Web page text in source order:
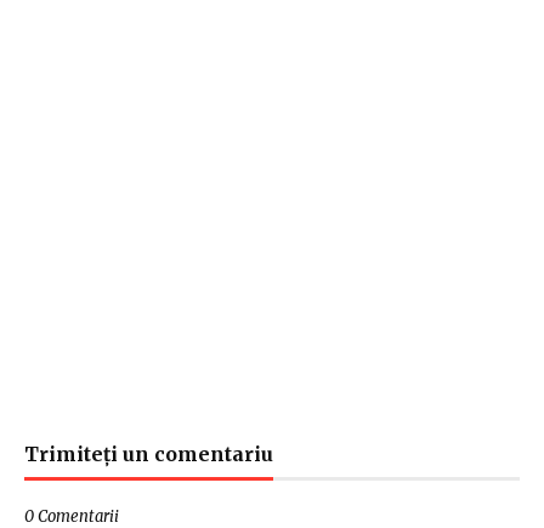
Trimiteți un comentariu
0 Comentarii